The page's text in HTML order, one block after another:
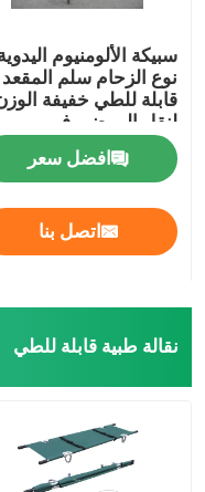
أسرة المستشفيات
سرير الفحص الكهربائي
عربة نقل المرضى
نقالة الطوارئ المتنقلة
سبيكة الألومنيوم
نوع الزحام سلم المقعد
قابلة للطي خفيفة
لنقل المرضى في
المستشفى
افضل سعر
اتصل بنا
نقالة طبية قابلة للطي